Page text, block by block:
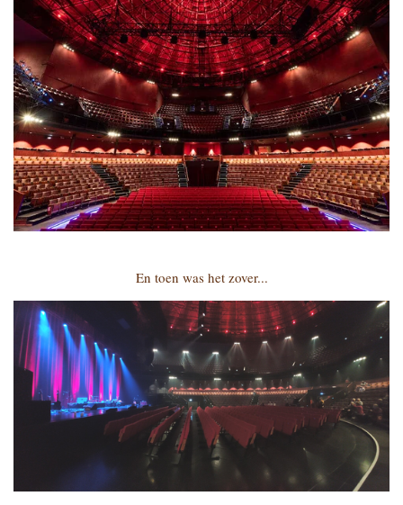
En toen was het zover...